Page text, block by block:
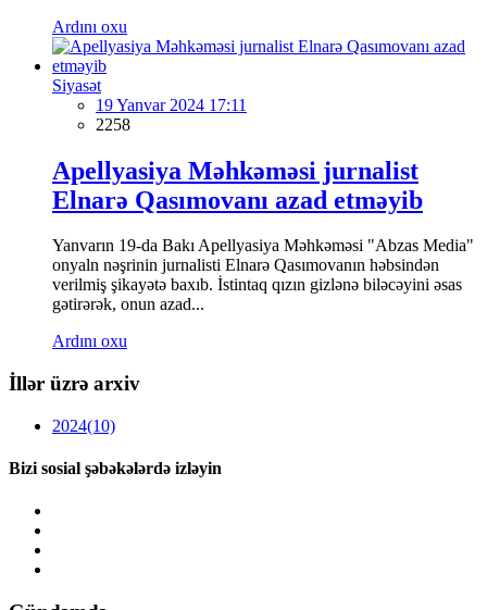
Ardını oxu
Siyasət
19 Yanvar 2024 17:11
2258
Apellyasiya Məhkəməsi jurnalist
Elnarə Qasımovanı azad etməyib
Yanvarın 19-da Bakı Apellyasiya Məhkəməsi "Abzas Media"
onyaln nəşrinin jurnalisti Elnarə Qasımovanın həbsindən
verilmiş şikayətə baxıb. İstintaq qızın gizlənə biləcəyini əsas
gətirərək, onun azad...
Ardını oxu
İllər üzrə arxiv
2024(10)
Bizi sosial şəbəkələrdə izləyin